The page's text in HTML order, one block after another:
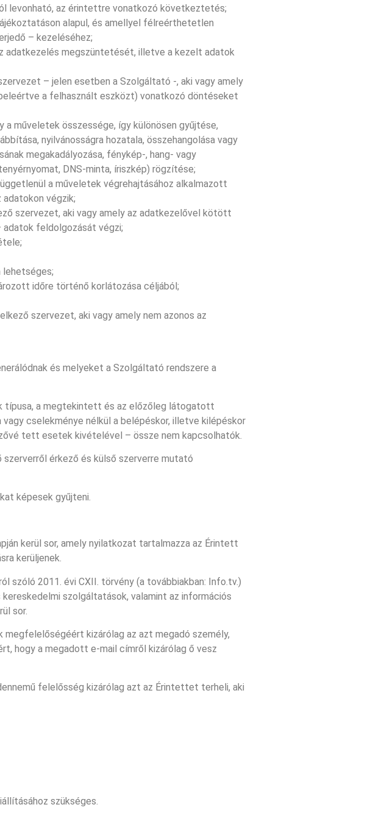
levonható, az érintettre vonatkozó következtetés;
alapul, és amellyel félreérthetetlen
– kezeléséhez;
adatkezelés megszüntetését, illetve a kezelt adatok
– jelen esetben a Szolgáltató -, aki vagy amely
a felhasznált eszközt) vonatkozó döntéseket
műveletek összessége, így különösen gyűjtése,
nyilvánosságra hozatala, összehangolása vagy
megakadályozása, fénykép-, hang- vagy
DNS-minta, íriszkép) rögzítése;
a műveletek végrehajtásához alkalmazott
végzik;
szervezet, aki vagy amely az adatkezelővel kötött
adatok feldolgozását végzi;
időre történő korlátozása céljából;
szervezet, aki vagy amely nem azonos az
és melyeket a Szolgáltató rendszere a
típusa, a megtekintett és az előzőleg látogatott
cselekménye nélkül a belépéskor, illetve kilépéskor
tett esetek kivételével – össze nem kapcsolhatók.
érkező és külső szerverre mutató
képesek gyűjteni.
kerül sor, amely nyilatkozat tartalmazza az Érintett
kerüljenek.
szóló 2011. évi CXII. törvény (a továbbiakban: Info.tv.)
szolgáltatások, valamint az információs
sor.
kizárólag az azt megadó személy,
hogy a megadott e-mail címről kizárólag ő vesz
felelősség kizárólag azt az Érintettet terheli, aki
szükséges.